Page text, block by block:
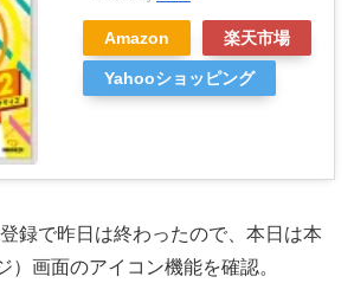
Amazon 楽天市場
Yahooショッピング
録で昨日は終わったので、本日は本
）画面のアイコン機能を確認。